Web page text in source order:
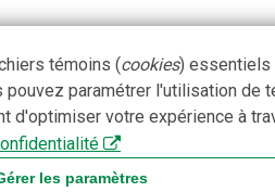
témoins (cookies) essentiels
pouvez paramétrer l'utilisation de
d'optimiser votre expérience à
les paramètres